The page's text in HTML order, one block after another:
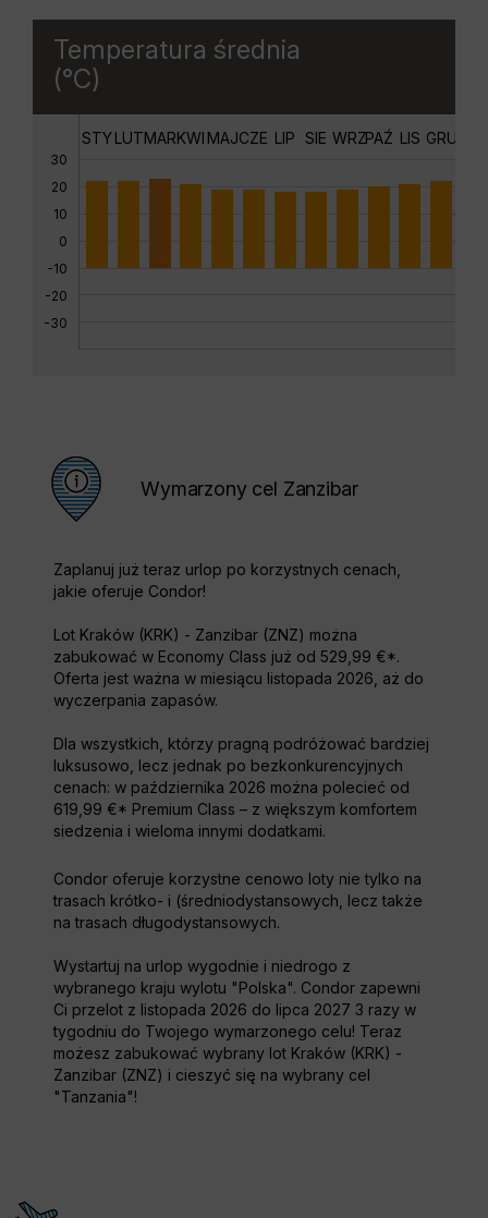
Temperatura średnia
(°C)
30
20
10
0
-10
-20
-30
STYLUTMARKWI MAJCZE LIP SIE WRZPAŹ LIS GRU
Wymarzony cel Zanzibar
Zaplanuj już teraz urlop po korzystnych cenach,
jakie oferuje Condor!
Lot Kraków (KRK) - Zanzibar (ZNZ) można
zabukować w Economy Class już od 529,99 €*.
Oferta jest ważna w miesiącu listopada 2026, aż do
wyczerpania zapasów.
Dla wszystkich, którzy pragną podróżować bardziej
luksusowo, lecz jednak po bezkonkurencyjnych
cenach: w października 2026 można polecieć od
619,99 €* Premium Class – z większym komfortem
siedzenia i wieloma innymi dodatkami.
Condor oferuje korzystne cenowo loty nie tylko na
trasach krótko- i (średniodystansowych, lecz także
na trasach długodystansowych.
Wystartuj na urlop wygodnie i niedrogo z
wybranego kraju wylotu "Polska". Condor zapewni
Ci przelot z listopada 2026 do lipca 2027 3 razy w
tygodniu do Twojego wymarzonego celu! Teraz
możesz zabukować wybrany lot Kraków (KRK) -
Zanzibar (ZNZ) i cieszyć się na wybrany cel
"Tanzania"!